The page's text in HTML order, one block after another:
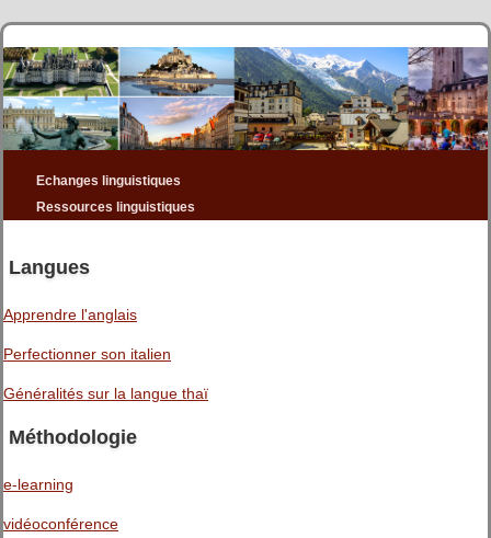
Echanges linguistiques
Ressources linguistiques
Langues
Apprendre l'anglais
Perfectionner son italien
Généralités sur la langue thaï
Méthodologie
e-learning
vidéoconférence